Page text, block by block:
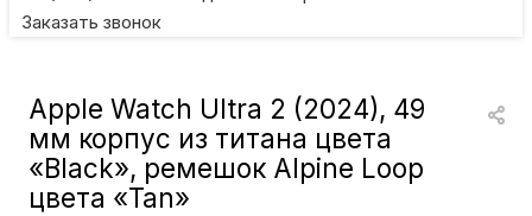
Заказать звонок
Умные кольца
Apple Watch Ultra 2 (2024), 49
мм корпус из титана цвета
«Black», ремешок Alpine Loop
цвета «Tan»